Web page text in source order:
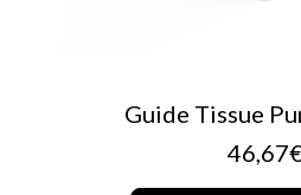
AJOUTER AU
Guide Tissue
46,67